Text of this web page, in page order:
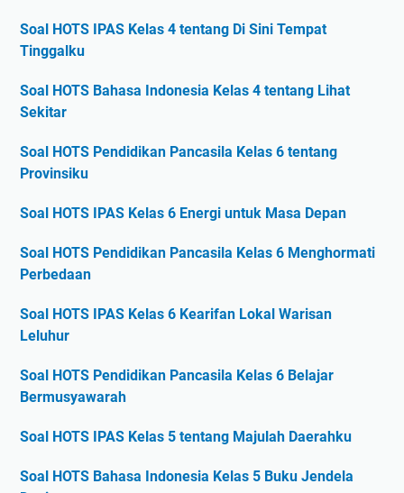
Soal HOTS IPAS Kelas 4 tentang Di Sini Tempat
Tinggalku
Soal HOTS Bahasa Indonesia Kelas 4 tentang Lihat
Sekitar
Soal HOTS Pendidikan Pancasila Kelas 6 tentang
Provinsiku
Soal HOTS IPAS Kelas 6 Energi untuk Masa Depan
Soal HOTS Pendidikan Pancasila Kelas 6 Menghormati
Perbedaan
Soal HOTS IPAS Kelas 6 Kearifan Lokal Warisan
Leluhur
Soal HOTS Pendidikan Pancasila Kelas 6 Belajar
Bermusyawarah
Soal HOTS IPAS Kelas 5 tentang Majulah Daerahku
Soal HOTS Bahasa Indonesia Kelas 5 Buku Jendela